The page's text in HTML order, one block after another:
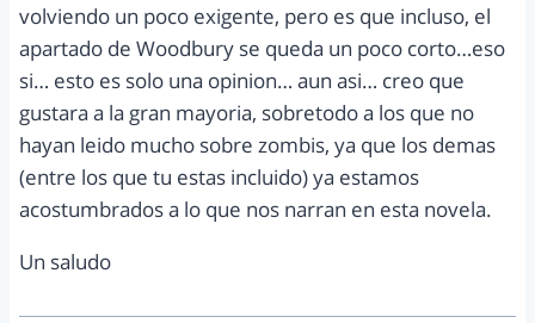
volviendo un poco exigente, pero es que incluso, el
apartado de Woodbury se queda un poco corto…eso
si… esto es solo una opinion… aun asi… creo que
gustara a la gran mayoria, sobretodo a los que no
hayan leido mucho sobre zombis, ya que los demas
(entre los que tu estas incluido) ya estamos
acostumbrados a lo que nos narran en esta novela.
Un saludo